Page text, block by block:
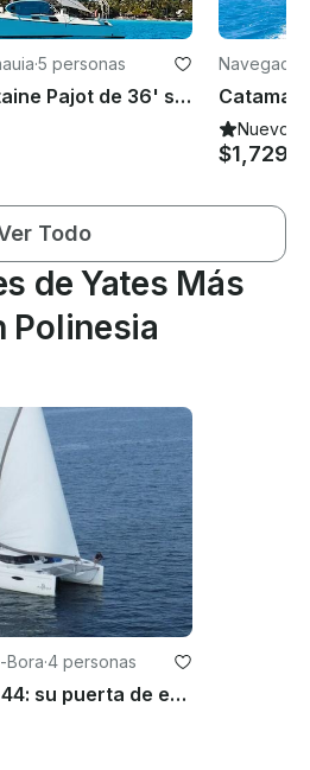
·5 personas
Catamarán Fountaine Pajot de 36' sin patrón en Tahití
Nuevo
$1,729
Todo
de Yates Más
Polinesia
Bora·4 personas
Catamarán Helia 44: su puerta de entrada a la aventura y la comodidad en mar abierto